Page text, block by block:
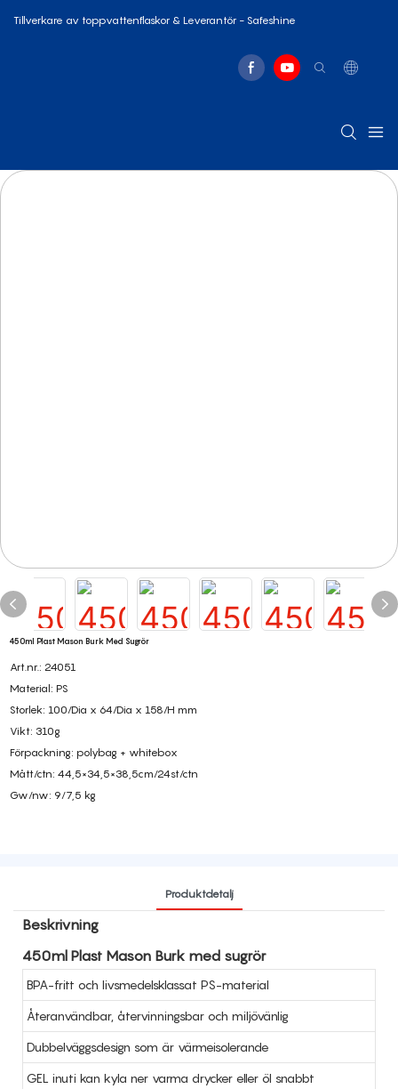
Tillverkare av toppvattenflaskor & Leverantör - Safeshine
450ml Plast Mason Burk Med Sugrör
Art.nr.: 24051
Material: PS
Storlek: 100/Dia x 64/Dia x 158/H mm
Vikt: 310g
Förpackning: polybag + whitebox
Mått/ctn: 44,5×34,5×38,5cm/24st/ctn
Gw/nw: 9/7,5 kg
Produktdetalj
Beskrivning
450ml Plast Mason Burk med sugrör
BPA-fritt och livsmedelsklassat PS-material
Återanvändbar, återvinningsbar och miljövänlig
Dubbelväggsdesign som är värmeisolerande
GEL inuti kan kyla ner varma drycker eller öl snabbt